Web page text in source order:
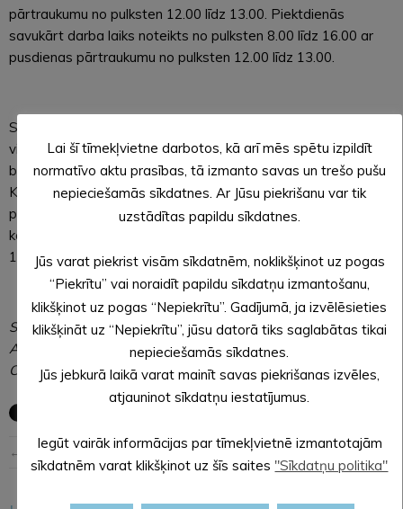
pārtraukumu no pulksten 12.00 līdz 13.00. Piektdienās
savukārt darba laiks noteikts no pulksten 8.00 līdz 16.00 ar
pusdienas pārtraukumu no pulksten 12.00 līdz 13.00.
Sakarā ar minētajām izmaiņām, Valsts un pašvaldības
vienotā klientu apkalpošanas centra darba laiks pirmdienās
būs līdz pulksten 18.00 un piektdienās līdz pulksten 16.00.
Klientu apkalpošanas centrs apmeklētājiem ir atvērts un
pakalpojumus nodrošina bez pusdienu pārtraukuma (izņemot
kases operācijas, kas nav pieejamas no pulksten 12.00 līdz
13.00).
SAGATAVOJA: Evita APLOKA,
Alūksnes novada pašvaldības
Centrālās administrācijas sabiedrisko attiecību speciāliste
← Iepriekšējā ziņa Nākošā ziņa →
Lai šī tīmekļvietne darbotos, kā arī mēs spētu izpildīt
normatīvo aktu prasības, tā izmanto savas un trešo pušu
nepieciešamās sīkdatnes. Ar Jūsu piekrišanu var tik
uzstādītas papildu sīkdatnes.
Jūs varat piekrist visām sīkdatnēm, noklikšķinot uz pogas
“Piekrītu” vai noraidīt papildu sīkdatņu izmantošanu,
klikšķinot uz pogas “Nepiekrītu”. Gadījumā, ja izvēlēsieties
klikšķināt uz “Nepiekrītu”, jūsu datorā tiks saglabātas tikai
nepieciešamās sīkdatnes.
Jūs jebkurā laikā varat mainīt savas piekrišanas izvēles,
atjauninot sīkdatņu iestatījumus.
Iegūt vairāk informācijas par tīmekļvietnē izmantotajām
sīkdatnēm varat klikšķinot uz šīs saites "Sīkdatņu politika"